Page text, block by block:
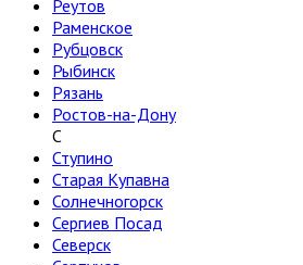
Реутов
Раменское
Рубцовск
Рыбинск
Рязань
Ростов-на-Дону
С
Ступино
Старая Купавна
Солнечногорск
Сергиев Посад
Северск